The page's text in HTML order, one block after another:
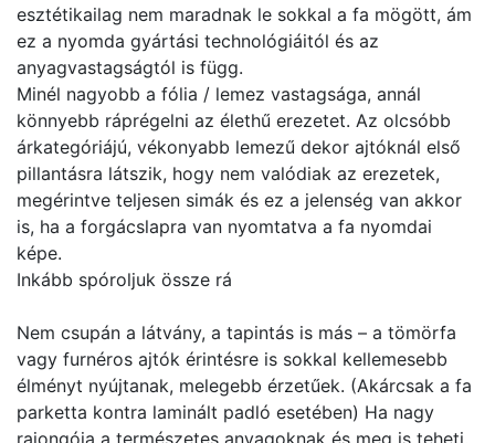
esztétikailag nem maradnak le sokkal a fa mögött, ám
ez a nyomda gyártási technológiáitól és az
anyagvastagságtól is függ.
Minél nagyobb a fólia / lemez vastagsága, annál
könnyebb ráprégelni az élethű erezetet. Az olcsóbb
árkategóriájú, vékonyabb lemezű dekor ajtóknál első
pillantásra látszik, hogy nem valódiak az erezetek,
megérintve teljesen simák és ez a jelenség van akkor
is, ha a forgácslapra van nyomtatva a fa nyomdai
képe.
Inkább spóroljuk össze rá
Nem csupán a látvány, a tapintás is más – a tömörfa
vagy furnéros ajtók érintésre is sokkal kellemesebb
élményt nyújtanak, melegebb érzetűek. (Akárcsak a fa
parketta kontra laminált padló esetében) Ha nagy
rajongója a természetes anyagoknak és meg is teheti,